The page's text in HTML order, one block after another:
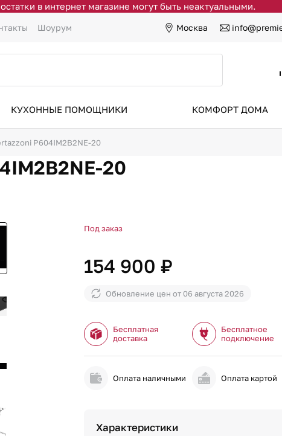
в интернет магазине могут быть неактуальными.
Шоурум Москва
КУХОННЫЕ ПОМОЩНИКИ КОМФОРТ ДОМА
P604IM2B2NE-20
20
Под заказ
154 900 ₽
Обновление цен от 06 августа 2026
Бесплатная
доставка
Бесплатное
подключение
Оплата наличными Оплата картой
Характеристики